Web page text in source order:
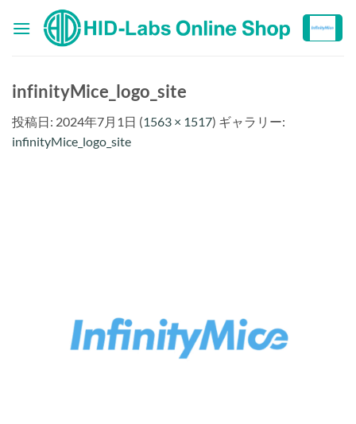
infinityMice_logo_site
投稿日: 2024年7月1日 (1563 × 1517) ギャラリー:
infinityMice_logo_site